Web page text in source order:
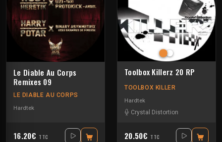
Le Diable Au Corps
Remixes 09
LE DIABLE AU CORPS
Hardtek
16.20€ TTC
Toolbox Killerz 20 RP
TOOLBOX KILLER
Hardtek
Crystal Distortion
20.50€ TTC